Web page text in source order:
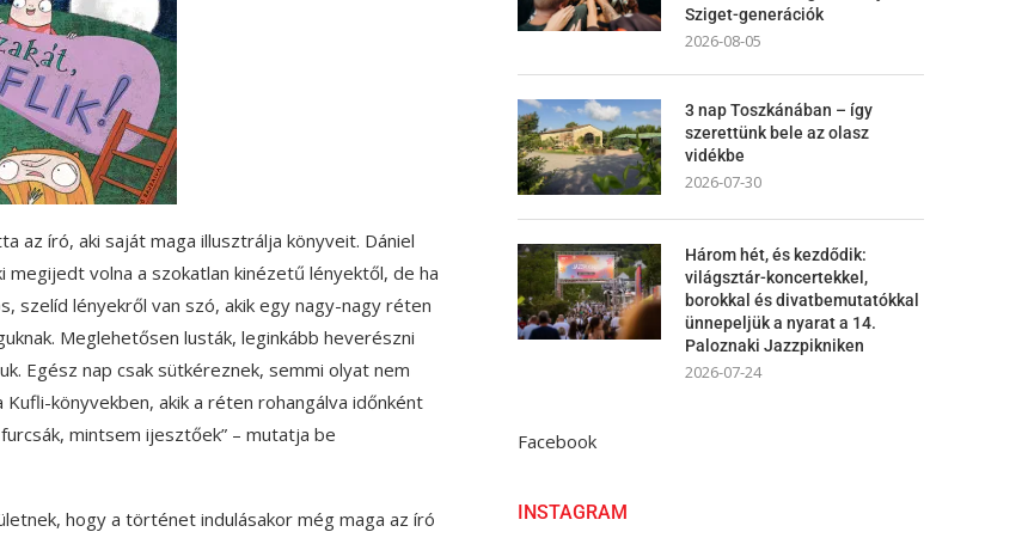
az író, aki saját maga illusztrálja könyveit. Dániel
volna a szokatlan kinézetű lényektől, de ha
szelíd lényekről van szó, akik egy nagy-nagy réten
Meglehetősen lusták, leginkább heverészni
Egész nap csak sütkéreznek, semmi olyat nem
Kufli-könyvekben, akik a réten rohangálva időnként
mintsem ijesztőek” – mutatja be
hogy a történet indulásakor még maga az író
Sziget-generációk
2026-08-05
3 nap Toszkánában – így
szerettünk bele az olasz
vidékbe
2026-07-30
Három hét, és kezdődik:
világsztár-koncertekkel,
borokkal és divatbemutatókkal
ünnepeljük a nyarat a 14.
Paloznaki Jazzpikniken
2026-07-24
Facebook
INSTAGRAM